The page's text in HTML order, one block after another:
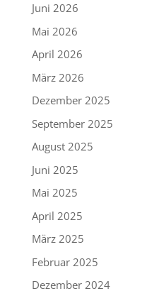
Juni 2026
Mai 2026
April 2026
März 2026
Dezember 2025
September 2025
August 2025
Juni 2025
Mai 2025
April 2025
März 2025
Februar 2025
Dezember 2024